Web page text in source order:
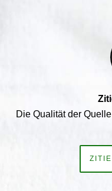
Die Qualität der